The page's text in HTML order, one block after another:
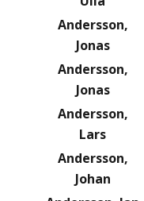
Andersson,
Jonas
Andersson,
Jonas
Andersson,
Lars
Andersson,
Johan